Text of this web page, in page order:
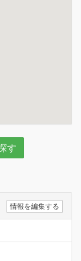
す
情報を編集する